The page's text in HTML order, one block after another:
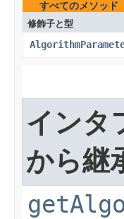
すべてのメソッド
修飾子と型
インタ
から継